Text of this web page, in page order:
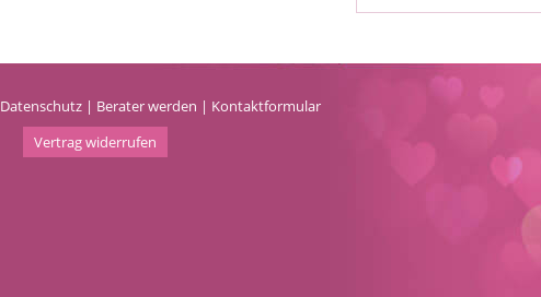
Datenschutz | Berater werden | Kontaktformular
Vertrag widerrufen